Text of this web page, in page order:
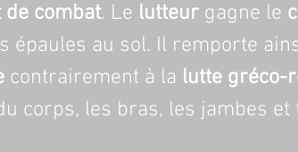
combat. Le lutteur gagne le
épaules au sol. Il remporte
contrairement à la lutte gréco-
corps, les bras, les jambes